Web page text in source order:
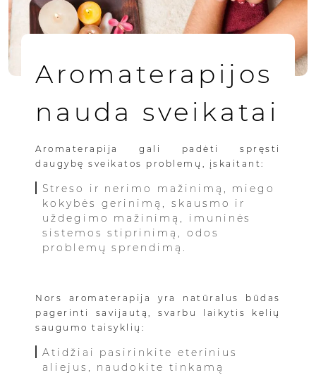
Aromaterapijos
nauda sveikatai
Aromaterapija gali padėti spręsti
daugybę sveikatos problemų, įskaitant:
Streso ir nerimo mažinimą, miego
kokybės gerinimą, skausmo ir
uždegimo mažinimą, imuninės
sistemos stiprinimą, odos
problemų sprendimą.
Nors aromaterapija yra natūralus būdas
pagerinti savijautą, svarbu laikytis kelių
saugumo taisyklių:
Atidžiai pasirinkite eterinius
aliejus, naudokite tinkamą